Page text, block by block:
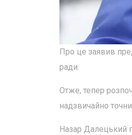
Про це заявив
ради.
Отже, тепер
надзвичайно
Назар Далецький